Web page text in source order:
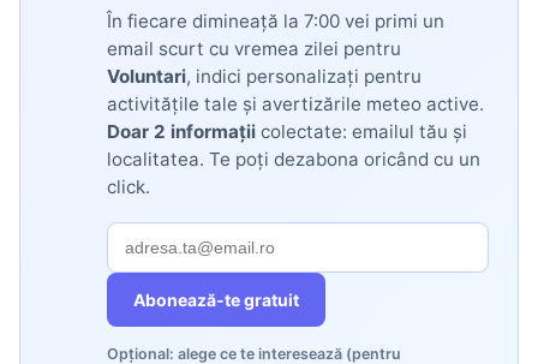
În fiecare dimineață la 7:00 vei primi un
email scurt cu vremea zilei pentru
Voluntari, indici personalizați pentru
activitățile tale și avertizările meteo active.
Doar 2 informații colectate: emailul tău și
localitatea. Te poți dezabona oricând cu un
click.
Abonează-te gratuit
Opțional: alege ce te interesează (pentru